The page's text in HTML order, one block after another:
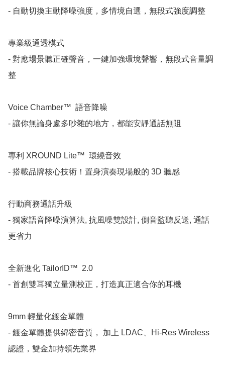
- 自動切換主動降噪強度，多情境自選，無段式強度調整
專業級通透模式
- 對應場景聽正確聲音，一鍵加強環境聲響，無段式音量調
整
Voice Chamber™  語音降噪
- 讓你無論身處多吵雜的地方，都能安靜通話無阻
專利 XROUND Lite™  環繞音效
- 搭載品牌核心技術！置身演奏現場般的 3D 聽感
行動商務通話升級
- 獨家語音降噪演算法, 抗風噪雙設計, 側音監聽反送, 通話
更省力
全新進化 TailorID™  2.0
- 首創雙耳獨立量測校正，打造真正適合你的耳機
9mm 輕量化鍍金單體
- 鍍金單體提供綿密音質， 加上 LDAC、Hi-Res Wireless
認證，雙金加持領先業界